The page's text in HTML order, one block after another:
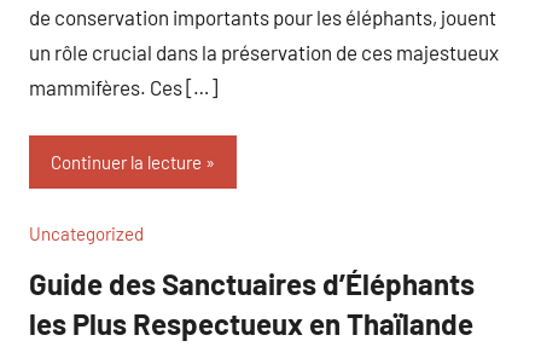
de conservation importants pour les éléphants, jouent
un rôle crucial dans la préservation de ces majestueux
mammifères. Ces […]
Continuer la lecture
Uncategorized
Guide des Sanctuaires d’Éléphants
les Plus Respectueux en Thaïlande